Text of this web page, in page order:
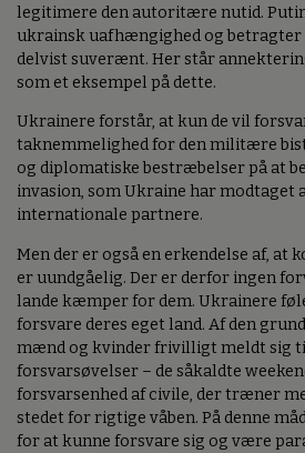
legitimere den autoritære nutid.
ukrainsk uafhængighed og
delvist suverænt. Her står
som et eksempel på dette.
Ukrainere forstår, at kun de vil
taknemmelighed for den militære
og diplomatiske bestræbelser på at
invasion, som Ukraine har modtaget
internationale partnere.
Men der er også en erkendelse af, at
er uundgåelig. Der er derfor ingen
lande kæmper for dem. Ukrainere
forsvare deres eget land. Af den
mænd og kvinder frivilligt meldt sig
forsvarsøvelser – de såkaldte
forsvarsenhed af civile, der træner
stedet for rigtige våben. På denne
for at kunne forsvare sig og være